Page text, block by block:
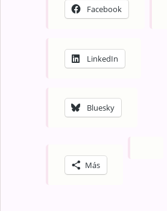
Facebook
LinkedIn
Bluesky
Más